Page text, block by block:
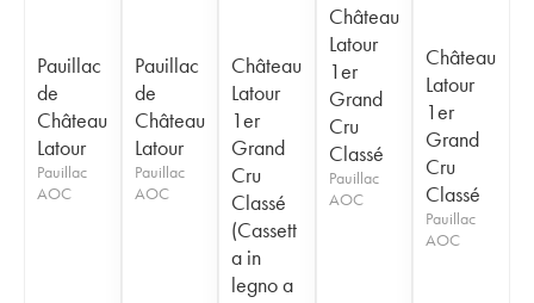
Pauillac
de
Château
Latour
Pauillac
AOC
Pauillac
de
Château
Latour
Pauillac
AOC
Château
Latour
1er
Grand
Cru
Classé
(Cassett
a in
legno a
Château
Latour
1er
Grand
Cru
Classé
Pauillac
AOC
Château
Latour
1er
Grand
Cru
Classé
Pauillac
AOC